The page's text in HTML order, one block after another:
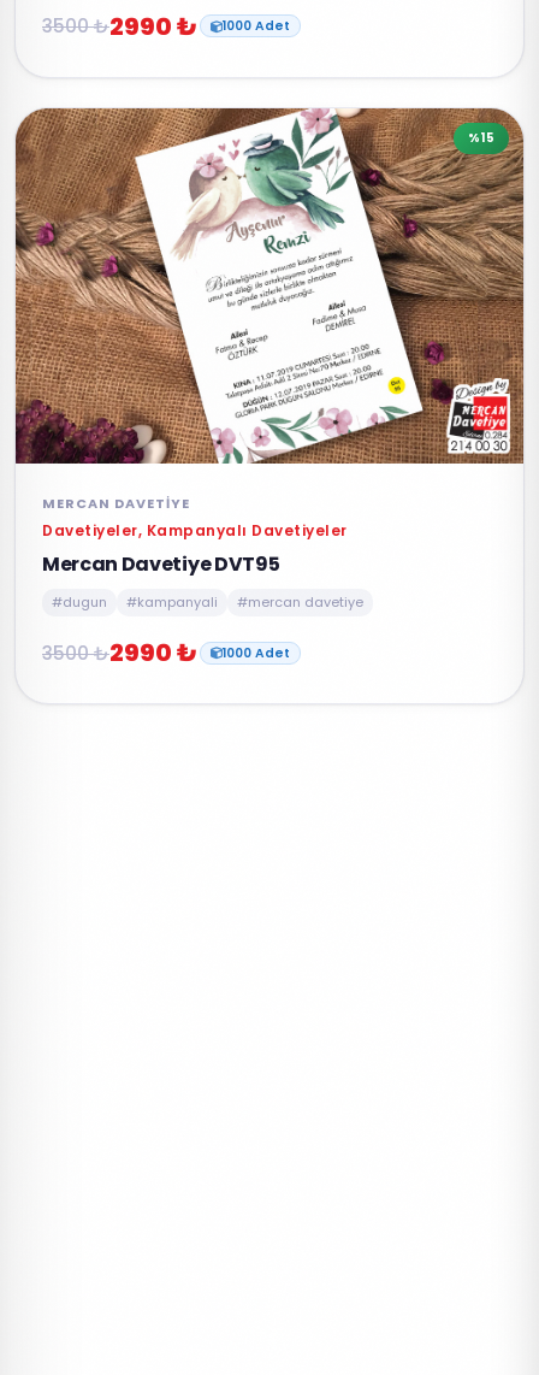
3500 ₺2990 ₺ 1000 Adet
%15
MERCAN DAVETIYE
Davetiyeler, Kampanyalı Davetiyeler
Mercan Davetiye DVT95
#dugun #kampanyali #mercan davetiye
3500 ₺2990 ₺ 1000 Adet